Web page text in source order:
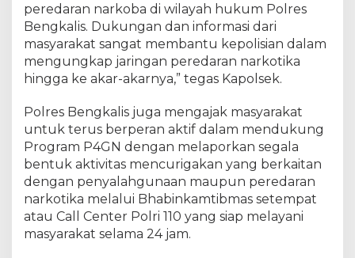
peredaran narkoba di wilayah hukum Polres
Bengkalis. Dukungan dan informasi dari
masyarakat sangat membantu kepolisian dalam
mengungkap jaringan peredaran narkotika
hingga ke akar-akarnya,” tegas Kapolsek.
Polres Bengkalis juga mengajak masyarakat
untuk terus berperan aktif dalam mendukung
Program P4GN dengan melaporkan segala
bentuk aktivitas mencurigakan yang berkaitan
dengan penyalahgunaan maupun peredaran
narkotika melalui Bhabinkamtibmas setempat
atau Call Center Polri 110 yang siap melayani
masyarakat selama 24 jam.